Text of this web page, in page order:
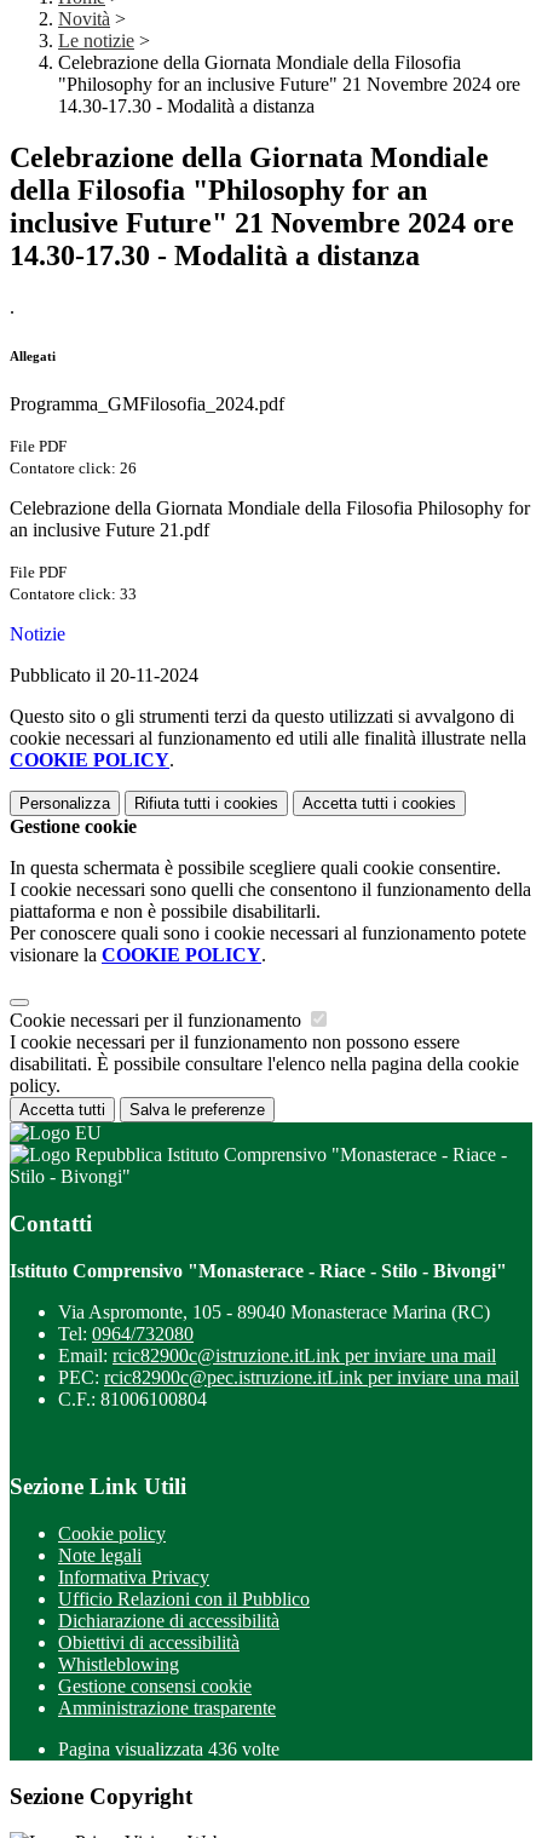
Novità >
Le notizie >
Celebrazione della Giornata Mondiale della Filosofia
"Philosophy for an inclusive Future" 21 Novembre 2024 ore
14.30-17.30 - Modalità a distanza
Celebrazione della Giornata Mondiale
della Filosofia "Philosophy for an
inclusive Future" 21 Novembre 2024 ore
14.30-17.30 - Modalità a distanza
.
Allegati
Programma_GMFilosofia_2024.pdf
File PDF
Contatore click: 26
Celebrazione della Giornata Mondiale della Filosofia Philosophy for
an inclusive Future 21.pdf
File PDF
Contatore click: 33
Notizie
Pubblicato il 20-11-2024
Questo sito o gli strumenti terzi da questo utilizzati si avvalgono di
cookie necessari al funzionamento ed utili alle finalità illustrate nella
COOKIE POLICY.
Personalizza Rifiuta tutti i cookies Accetta tutti i cookies
Gestione cookie
In questa schermata è possibile scegliere quali cookie consentire.
I cookie necessari sono quelli che consentono il funzionamento della
piattaforma e non è possibile disabilitarli.
Per conoscere quali sono i cookie necessari al funzionamento potete
visionare la COOKIE POLICY.
Cookie necessari per il funzionamento
I cookie necessari per il funzionamento non possono essere
disabilitati. È possibile consultare l'elenco nella pagina della cookie
policy.
Accetta tutti Salva le preferenze
Istituto Comprensivo "Monasterace - Riace -
Stilo - Bivongi"
Contatti
Istituto Comprensivo "Monasterace - Riace - Stilo - Bivongi"
Via Aspromonte, 105 - 89040 Monasterace Marina (RC)
Tel: 0964/732080
Email: rcic82900c@istruzione.itLink per inviare una mail
PEC: rcic82900c@pec.istruzione.itLink per inviare una mail
C.F.: 81006100804
Sezione Link Utili
Cookie policy
Note legali
Informativa Privacy
Ufficio Relazioni con il Pubblico
Dichiarazione di accessibilità
Obiettivi di accessibilità
Whistleblowing
Gestione consensi cookie
Amministrazione trasparente
Pagina visualizzata 436 volte
Sezione Copyright